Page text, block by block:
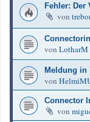
Fehler: Der
von
von LotharM
Meldung in
von
Connector
von